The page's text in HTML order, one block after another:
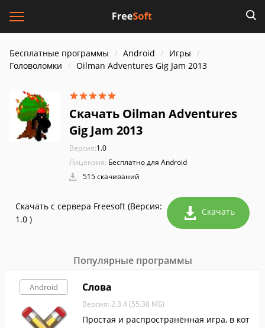
Бесплатные программы Android
Игры
Головоломки
Oilman Adventures Gig Jam 2013
Скачать Oilman Adventures
Gig Jam 2013
Версия:1.0
Лицензия: Бесплатно для Android
515 скачиваний
Скачать с сервера Freesoft (Версия:
1.0 )
Скачать
Популярные программы
Android Слова
Версия: 2.3.4 (55.38 МБ)
Простая и распространённая игра, в кот